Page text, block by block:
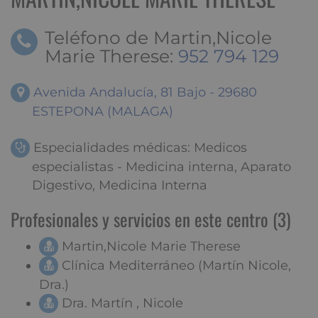
Teléfono de Martin,Nicole
Marie Therese: 952 794 129
Avenida Andalucía, 81 Bajo - 29680
ESTEPONA (MALAGA)
Especialidades médicas: Medicos
especialistas - Medicina interna, Aparato
Digestivo, Medicina Interna
Profesionales y servicios en este centro (3)
Martin,Nicole Marie Therese
Clínica Mediterráneo (Martín Nicole,
Dra.)
Dra. Martín , Nicole